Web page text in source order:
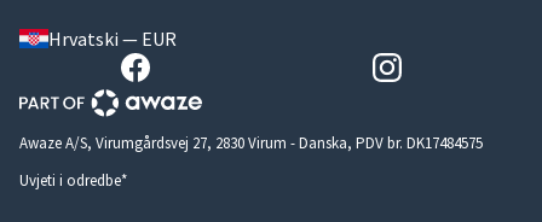
Hrvatski — EUR
Awaze A/S, Virumgårdsvej 27, 2830 Virum - Danska, PDV br. DK17484575
Uvjeti i odredbe*